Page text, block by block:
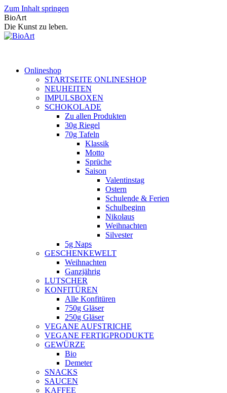
Zum Inhalt springen
BioArt
Die Kunst zu leben.
Onlineshop
STARTSEITE ONLINESHOP
NEUHEITEN
IMPULSBOXEN
SCHOKOLADE
Zu allen Produkten
30g Riegel
70g Tafeln
Klassik
Motto
Sprüche
Saison
Valentinstag
Ostern
Schulende & Ferien
Schulbeginn
Nikolaus
Weihnachten
Silvester
5g Naps
GESCHENKEWELT
Weihnachten
Ganzjährig
LUTSCHER
KONFITÜREN
Alle Konfitüren
750g Gläser
250g Gläser
VEGANE AUFSTRICHE
VEGANE FERTIGPRODUKTE
GEWÜRZE
Bio
Demeter
SNACKS
SAUCEN
KAFFEE